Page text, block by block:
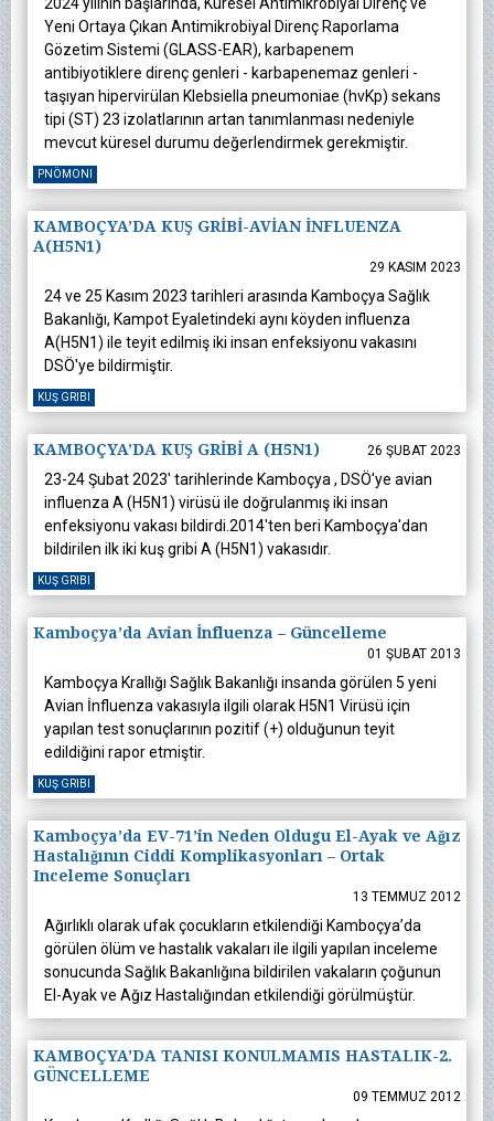
2024 yılının başlarında, Küresel Antimikrobiyal Direnç ve
Yeni Ortaya Çıkan Antimikrobiyal Direnç Raporlama
Gözetim Sistemi (GLASS-EAR), karbapenem
antibiyotiklere direnç genleri - karbapenemaz genleri -
taşıyan hipervirülan Klebsiella pneumoniae (hvKp) sekans
tipi (ST) 23 izolatlarının artan tanımlanması nedeniyle
mevcut küresel durumu değerlendirmek gerekmiştir.
PNÖMONI
KAMBOÇYA’DA KUŞ GRİBİ-AVİAN İNFLUENZA
A(H5N1)
29 KASIM 2023
24 ve 25 Kasım 2023 tarihleri arasında Kamboçya Sağlık
Bakanlığı, Kampot Eyaletindeki aynı köyden influenza
A(H5N1) ile teyit edilmiş iki insan enfeksiyonu vakasını
DSÖ'ye bildirmiştir.
KUŞ GRIBI
KAMBOÇYA’DA KUŞ GRİBİ A (H5N1) 26 ŞUBAT 2023
23-24 Şubat 2023' tarihlerinde Kamboçya , DSÖ'ye avian
influenza A (H5N1) virüsü ile doğrulanmış iki insan
enfeksiyonu vakası bildirdi.2014'ten beri Kamboçya'dan
bildirilen ilk iki kuş gribi A (H5N1) vakasıdır.
KUŞ GRIBI
Kamboçya’da Avian İnfluenza – Güncelleme
01 ŞUBAT 2013
Kamboçya Krallığı Sağlık Bakanlığı insanda görülen 5 yeni
Avian İnfluenza vakasıyla ilgili olarak H5N1 Virüsü için
yapılan test sonuçlarının pozitif (+) olduğunun teyit
edildiğini rapor etmiştir.
KUŞ GRIBI
Kamboçya’da EV-71’in Neden Oldugu El-Ayak ve Ağız
Hastalığının Ciddi Komplikasyonları – Ortak
Inceleme Sonuçları
13 TEMMUZ 2012
Ağırlıklı olarak ufak çocukların etkilendiği Kamboçya’da
görülen ölüm ve hastalık vakaları ile ilgili yapılan inceleme
sonucunda Sağlık Bakanlığına bildirilen vakaların çoğunun
El-Ayak ve Ağız Hastalığından etkilendiği görülmüştür.
KAMBOÇYA’DA TANISI KONULMAMIS HASTALIK-2.
GÜNCELLEME
09 TEMMUZ 2012